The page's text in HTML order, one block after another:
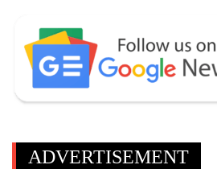
ADVERTISEMENT